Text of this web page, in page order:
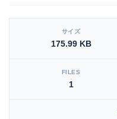
[video_player_1200x800]
サイズ
175.99 KB
FILES
1